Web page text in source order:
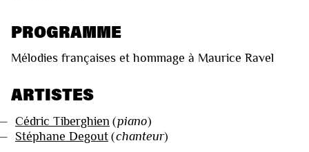
PROGRAMME
Mélodies françaises et hommage à Maurice Ravel
ARTISTES
Cédric Tiberghien (piano)
Stéphane Degout (chanteur)